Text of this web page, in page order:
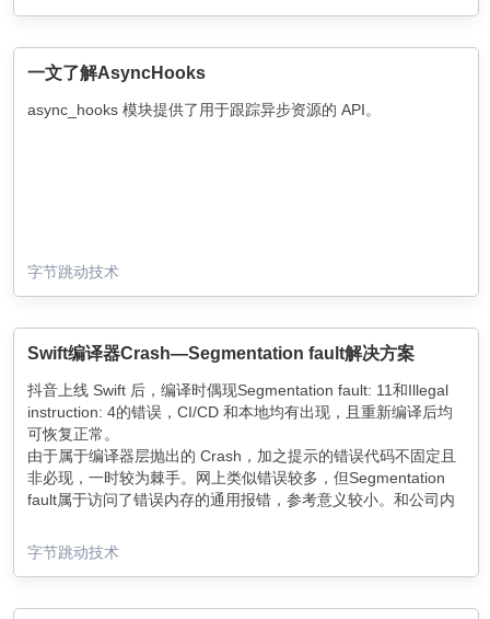
一文了解AsyncHooks
async_hooks 模块提供了用于跟踪异步资源的 API。
字节跳动技术
Swift编译器Crash—Segmentation fault解决方案
抖音上线 Swift 后，编译时偶现Segmentation fault: 11和Illegal
instruction: 4的错误，CI/CD 和本地均有出现，且重新编译后均
可恢复正常。
由于属于编译器层抛出的 Crash，加之提示的错误代码不固定且
非必现，一时较为棘手。网上类似错误较多，但Segmentation
fault属于访问了错误内存的通用报错，参考意义较小。和公司内
鉴。
虽然 Swift 库二进制化后，相关代码不会参与编译，本地出现的
出现问题需要手动重试，影响效率且繁琐，故深入编译器寻求解
字节跳动技术